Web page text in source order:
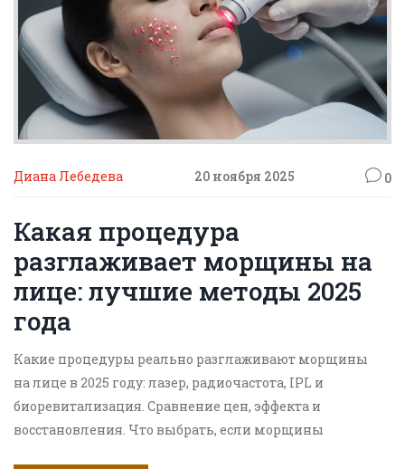
Диана Лебедева 20 ноября 2025 0
Какая процедура
разглаживает морщины на
лице: лучшие методы 2025
года
Какие процедуры реально разглаживают морщины
на лице в 2025 году: лазер, радиочастота, IPL и
биоревитализация. Сравнение цен, эффекта и
восстановления. Что выбрать, если морщины